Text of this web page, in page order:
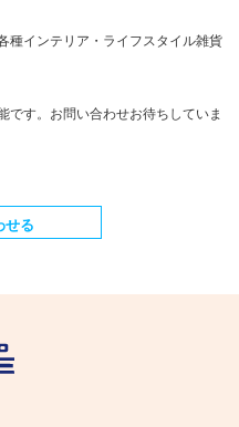
種インテリア・ライフスタイル雑貨
です。お問い合わせお待ちしていま
せる